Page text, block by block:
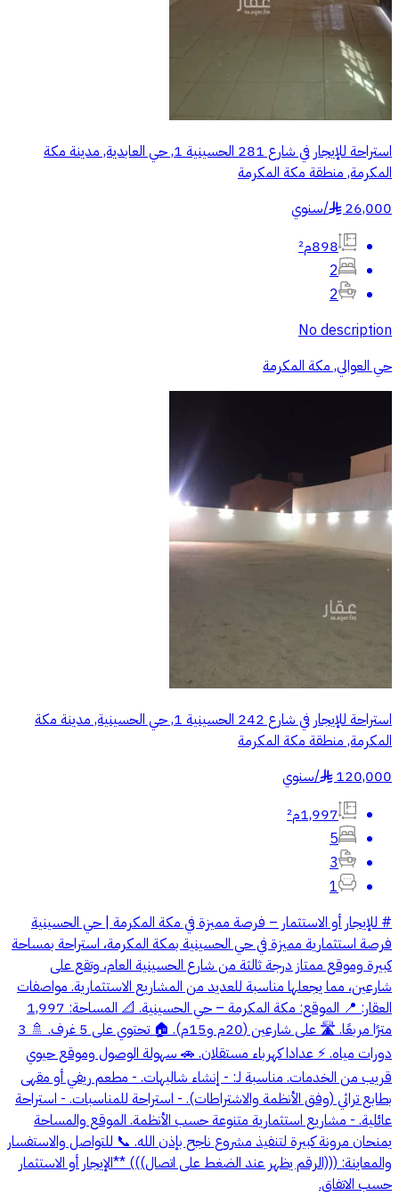
استراحة للإيجار في شارع 281 الحسينية 1, حي العابدية, مدينة مكة
المكرمة, منطقة مكة المكرمة
26,000
§
/سنوي
898م²
2
2
No description
حي العوالي, مكة المكرمة
استراحة للإيجار في شارع 242 الحسينية 1, حي الحسينية, مدينة مكة
المكرمة, منطقة مكة المكرمة
120,000
§
/سنوي
1,997م²
5
3
1
# للإيجار أو الاستثمار – فرصة مميزة في مكة المكرمة | حي الحسينية
فرصة استثمارية مميزة في حي الحسينية بمكة المكرمة، استراحة بمساحة
كبيرة وموقع ممتاز درجة ثالثة من شارع الحسينية العام، وتقع على
شارعين، مما يجعلها مناسبة للعديد من المشاريع الاستثمارية. مواصفات
العقار: 📍 الموقع: مكة المكرمة – حي الحسينية. 📐 المساحة: 1,997
مترًا مربعًا. 🛣️ على شارعين (20م و15م). 🏠 تحتوي على 5 غرف. 🚿 3
دورات مياه. ⚡ عدادا كهرباء مستقلان. 🚗 سهولة الوصول وموقع حيوي
قريب من الخدمات. مناسبة لـ: - إنشاء شاليهات. - مطعم ريفي أو مقهى
بطابع تراثي (وفق الأنظمة والاشتراطات). - استراحة للمناسبات. - استراحة
عائلية. - مشاريع استثمارية متنوعة حسب الأنظمة. الموقع والمساحة
يمنحان مرونة كبيرة لتنفيذ مشروع ناجح بإذن الله. 📞 للتواصل والاستفسار
والمعاينة: (((الرقم يظهر عند الضغط على اتصال))) **الإيجار أو الاستثمار
حسب الاتفاق.